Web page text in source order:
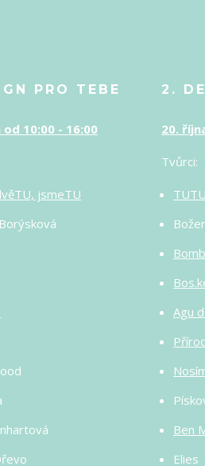
PRO TEBE
od 10:00 - 16:00
jsmeTU
2.
20.
Tvůrci:
Agu
Ben
Elies